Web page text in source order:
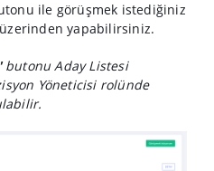
ile görüşmek istediğiniz
yapabilirsiniz.
butonu Aday Listesi
Yöneticisi rolünde